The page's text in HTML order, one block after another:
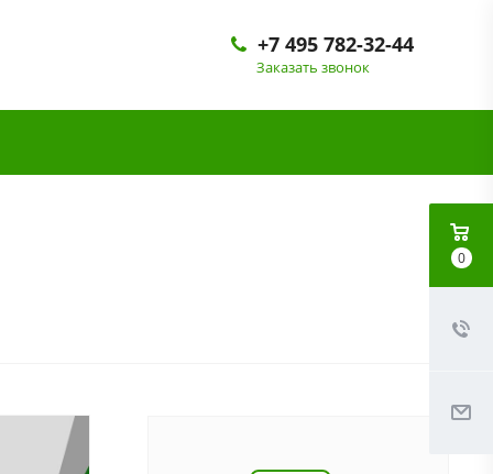
+7 495 782-32-44
Заказать звонок
0